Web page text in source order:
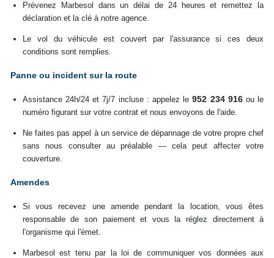
Prévenez Marbesol dans un délai de 24 heures et remettez la
déclaration et la clé à notre agence.
Le vol du véhicule est couvert par l'assurance si ces deux
conditions sont remplies.
Panne ou incident sur la route
Assistance 24h/24 et 7j/7 incluse : appelez le952 234 916ou le
numéro figurant sur votre contrat et nous envoyons de l'aide.
Ne faites pas appel à un service de dépannage de votre propre chef
sans nous consulter au préalable — cela peut affecter votre
couverture.
Amendes
Si vous recevez une amende pendant la location, vous êtes
responsable de son paiement et vous la réglez directement à
l'organisme qui l'émet.
Marbesol est tenu par la loi de communiquer vos données aux